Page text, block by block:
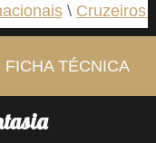
Cruzeiros
FICHA TÉCNICA